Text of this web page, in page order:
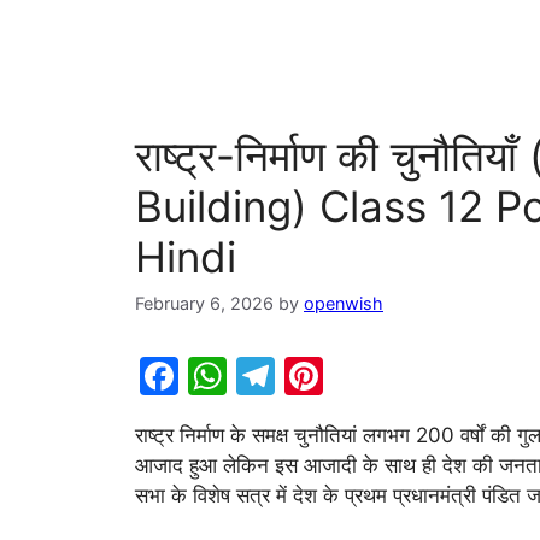
राष्ट्र-निर्माण की
Building) Class 12
Hindi
February 6, 2026 by openwish
F
a
c
e
W
h
at
s
T
e
gr
nt
er
e
राष्ट्र निर्माण के समक्ष चुनौतियां लगभग 200 वर्षों
आजाद हुआ लेकिन इस आजादी के साथ ही देश की जनता
सभा के विशेष सत्र में देश के प्रथम प्रधानमंत्री पंडित